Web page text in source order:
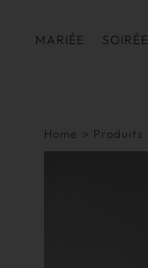
MARIÉE SOIRÉE
Home > Produits